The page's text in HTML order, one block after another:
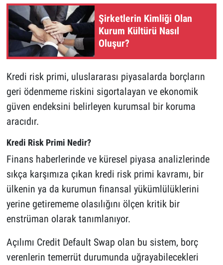
Şirketlerin Kimliği Olan
Kurum Kültürü Nasıl
Oluşur?
Kredi risk primi, uluslararası piyasalarda borçların
geri ödenmeme riskini sigortalayan ve ekonomik
güven endeksini belirleyen kurumsal bir koruma
aracıdır.
Kredi Risk Primi Nedir?
Finans haberlerinde ve küresel piyasa analizlerinde
sıkça karşımıza çıkan kredi risk primi kavramı, bir
ülkenin ya da kurumun finansal yükümlülüklerini
yerine getirememe olasılığını ölçen kritik bir
enstrüman olarak tanımlanıyor.
Açılımı Credit Default Swap olan bu sistem, borç
verenlerin temerrüt durumunda uğrayabilecekleri